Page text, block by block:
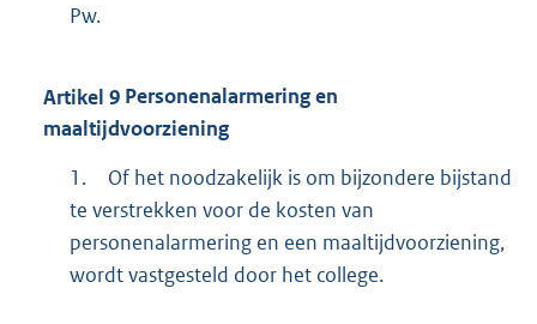
Pw.
Artikel 9 Personenalarmering en
maaltijdvoorziening
1.
Of het noodzakelijk is om bijzondere bijstand
te verstrekken voor de kosten van
personenalarmering en een maaltijdvoorziening,
wordt vastgesteld door het college.